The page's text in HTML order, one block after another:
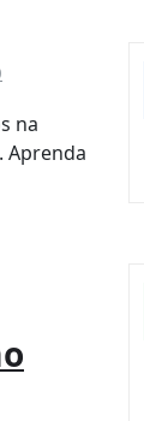
na
Aprenda